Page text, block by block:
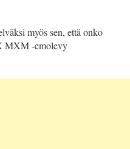
myös sen, että onko
MXM -emolevy